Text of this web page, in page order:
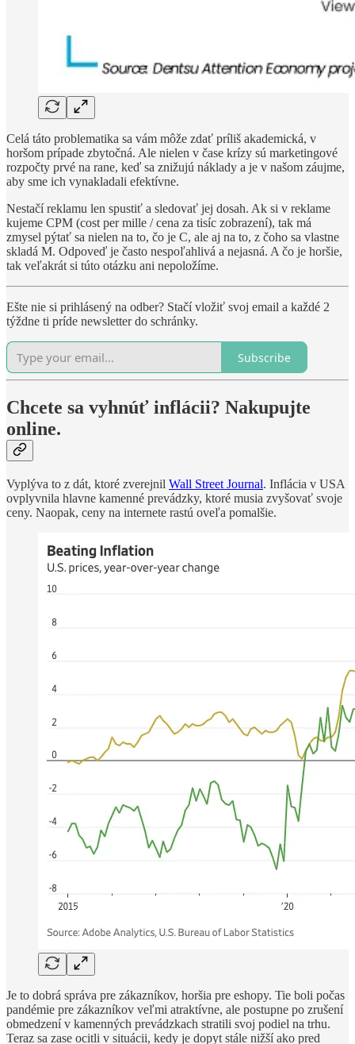
Celá táto problematika sa vám môže zdať príliš akademická, v
horšom prípade zbytočná. Ale nielen v čase krízy sú marketingové
rozpočty prvé na rane, keď sa znižujú náklady a je v našom záujme,
aby sme ich vynakladali efektívne.
Nestačí reklamu len spustiť a sledovať jej dosah. Ak si v reklame
kujeme CPM (cost per mille / cena za tisíc zobrazení), tak má
zmysel pýtať sa nielen na to, čo je C, ale aj na to, z čoho sa vlastne
skladá M. Odpoveď je často nespoľahlivá a nejasná. A čo je horšie,
tak veľakrát si túto otázku ani nepoložíme.
Ešte nie si prihlásený na odber? Stačí vložiť svoj email a každé 2
týždne ti príde newsletter do schránky.
Subscribe
Chcete sa vyhnúť inflácii? Nakupujte
online.
Vyplýva to z dát, ktoré zverejnil Wall Street Journal. Inflácia v USA
ovplyvnila hlavne kamenné prevádzky, ktoré musia zvyšovať svoje
ceny. Naopak, ceny na internete rastú oveľa pomalšie.
Je to dobrá správa pre zákazníkov, horšia pre eshopy. Tie boli počas
pandémie pre zákazníkov veľmi atraktívne, ale postupne po zrušení
obmedzení v kamenných prevádzkach stratili svoj podiel na trhu.
Teraz sa zase ocitli v situácii, kedy je dopyt stále nižší ako pred